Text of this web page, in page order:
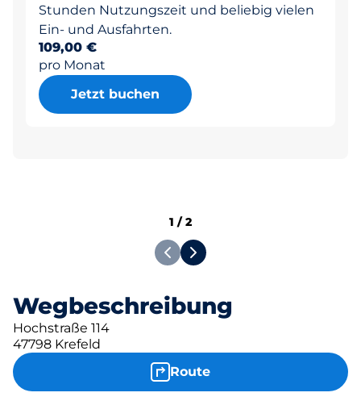
Stunden Nutzungszeit und beliebig vielen
Ein- und Ausfahrten.
109,00 €
pro Monat
Jetzt buchen
Wegbeschreibung
Hochstraße 114
47798 Krefeld
Route
1 /2